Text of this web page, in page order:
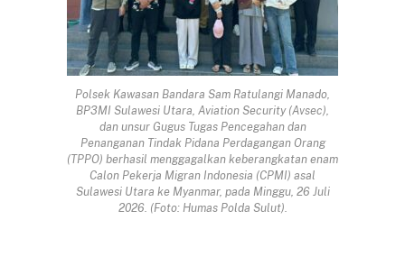
Polsek Kawasan Bandara Sam Ratulangi Manado,
BP3MI Sulawesi Utara, Aviation Security (Avsec),
dan unsur Gugus Tugas Pencegahan dan
Penanganan Tindak Pidana Perdagangan Orang
(TPPO) berhasil menggagalkan keberangkatan enam
Calon Pekerja Migran Indonesia (CPMI) asal
Sulawesi Utara ke Myanmar, pada Minggu, 26 Juli
2026. (Foto: Humas Polda Sulut).